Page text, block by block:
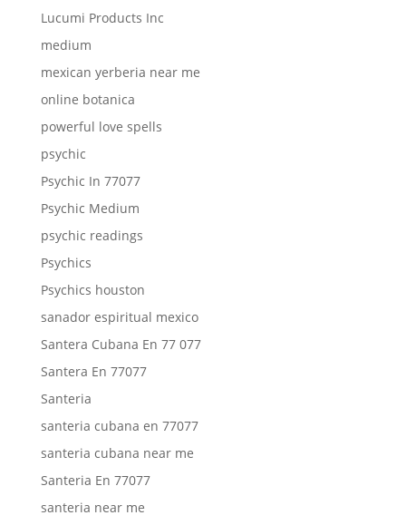
Lucumi Products Inc
medium
mexican yerberia near me
online botanica
powerful love spells
psychic
Psychic In 77077
Psychic Medium
psychic readings
Psychics
Psychics houston
sanador espiritual mexico
Santera Cubana En 77 077
Santera En 77077
Santeria
santeria cubana en 77077
santeria cubana near me
Santeria En 77077
santeria near me